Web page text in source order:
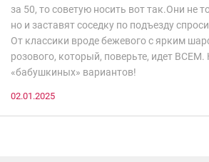
за 50, то советую носить вот так.Они не
но и заставят соседку по подъезду
От классики вроде бежевого с ярким
розового, который, поверьте, идет ВСЕМ.
«бабушкиных» вариантов!
02.01.2025